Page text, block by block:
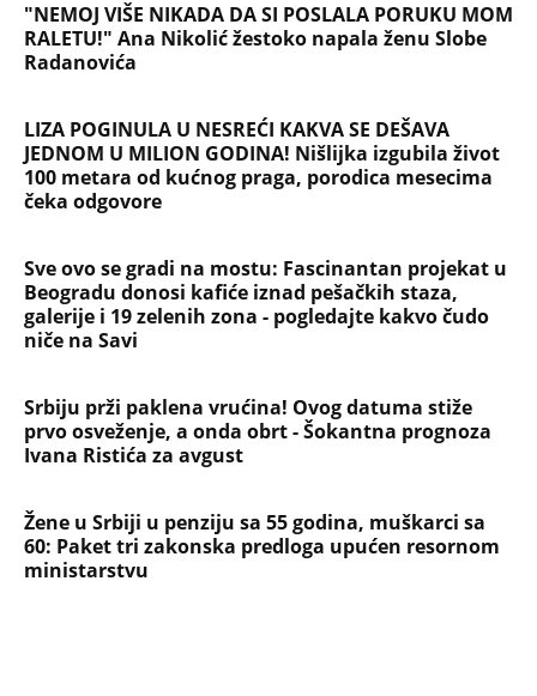
"NEMOJ VIŠE NIKADA DA SI POSLALA PORUKU MOM
RALETU!" Ana Nikolić žestoko napala ženu Slobe
Radanovića
LIZA POGINULA U NESREĆI KAKVA SE DEŠAVA
JEDNOM U MILION GODINA! Nišlijka izgubila život
100 metara od kućnog praga, porodica mesecima
čeka odgovore
Sve ovo se gradi na mostu: Fascinantan projekat u
Beogradu donosi kafiće iznad pešačkih staza,
galerije i 19 zelenih zona - pogledajte kakvo čudo
niče na Savi
Srbiju prži paklena vrućina! Ovog datuma stiže
prvo osveženje, a onda obrt - Šokantna prognoza
Ivana Ristića za avgust
Žene u Srbiji u penziju sa 55 godina, muškarci sa
60: Paket tri zakonska predloga upućen resornom
ministarstvu